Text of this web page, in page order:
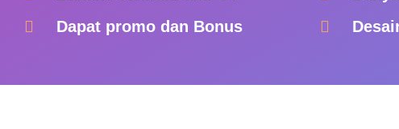
Dapat promo dan Bonus